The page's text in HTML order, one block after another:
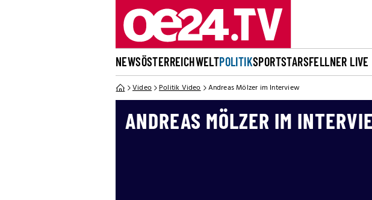
NEWSÖSTERREICHWELTPOLITIKSPORTSTARSFELLNER LIVE
Video Politik Video Andreas Mölzer im Interview
ANDREAS MÖLZER IM